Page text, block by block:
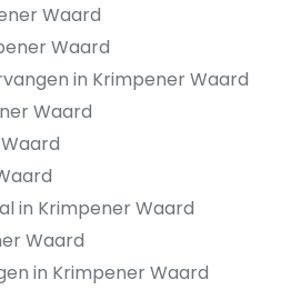
Waard
Waard
in Krimpener Waard
Waard
in Krimpener Waard
Waard
in Krimpener Waard